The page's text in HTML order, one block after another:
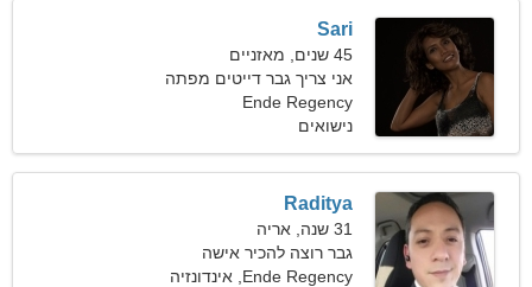
Sari
45 שנים, מאזניים
אני צריך גבר דייטים מפתה
Ende Regency
נישואים
Raditya
31 שנה, אריה
גבר רוצה להכיר אישה
Ende Regency, אינדונזיה